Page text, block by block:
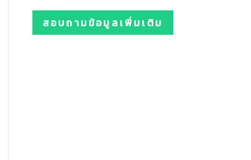
สอบถามข้อมูลเพิ่มเติม